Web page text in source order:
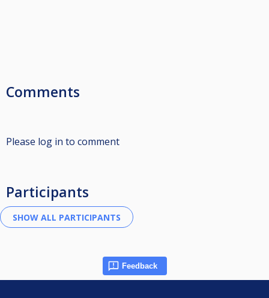
Comments
Please log in to comment
Participants
Feedback